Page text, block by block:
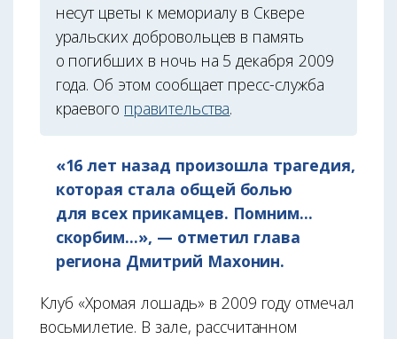
несут цветы к мемориалу в Сквере
уральских добровольцев в память
о погибших в ночь на 5 декабря 2009
года. Об этом сообщает пресс-служба
краевого правительства.
«16 лет назад произошла трагедия,
которая стала общей болью
для всех прикамцев. Помним...
скорбим...», — отметил глава
региона Дмитрий Махонин.
Клуб «Хромая лошадь» в 2009 году отмечал
восьмилетие. В зале, рассчитанном